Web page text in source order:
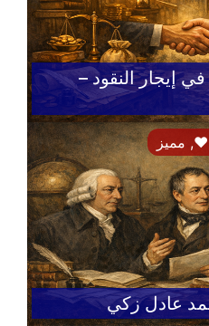
إيجار النقود –
♥, مميز
عادل زكي